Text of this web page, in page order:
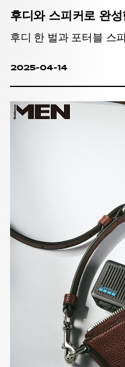
후디와 스피커로 완
후디 한 벌과 포터블 스
2025-04-14